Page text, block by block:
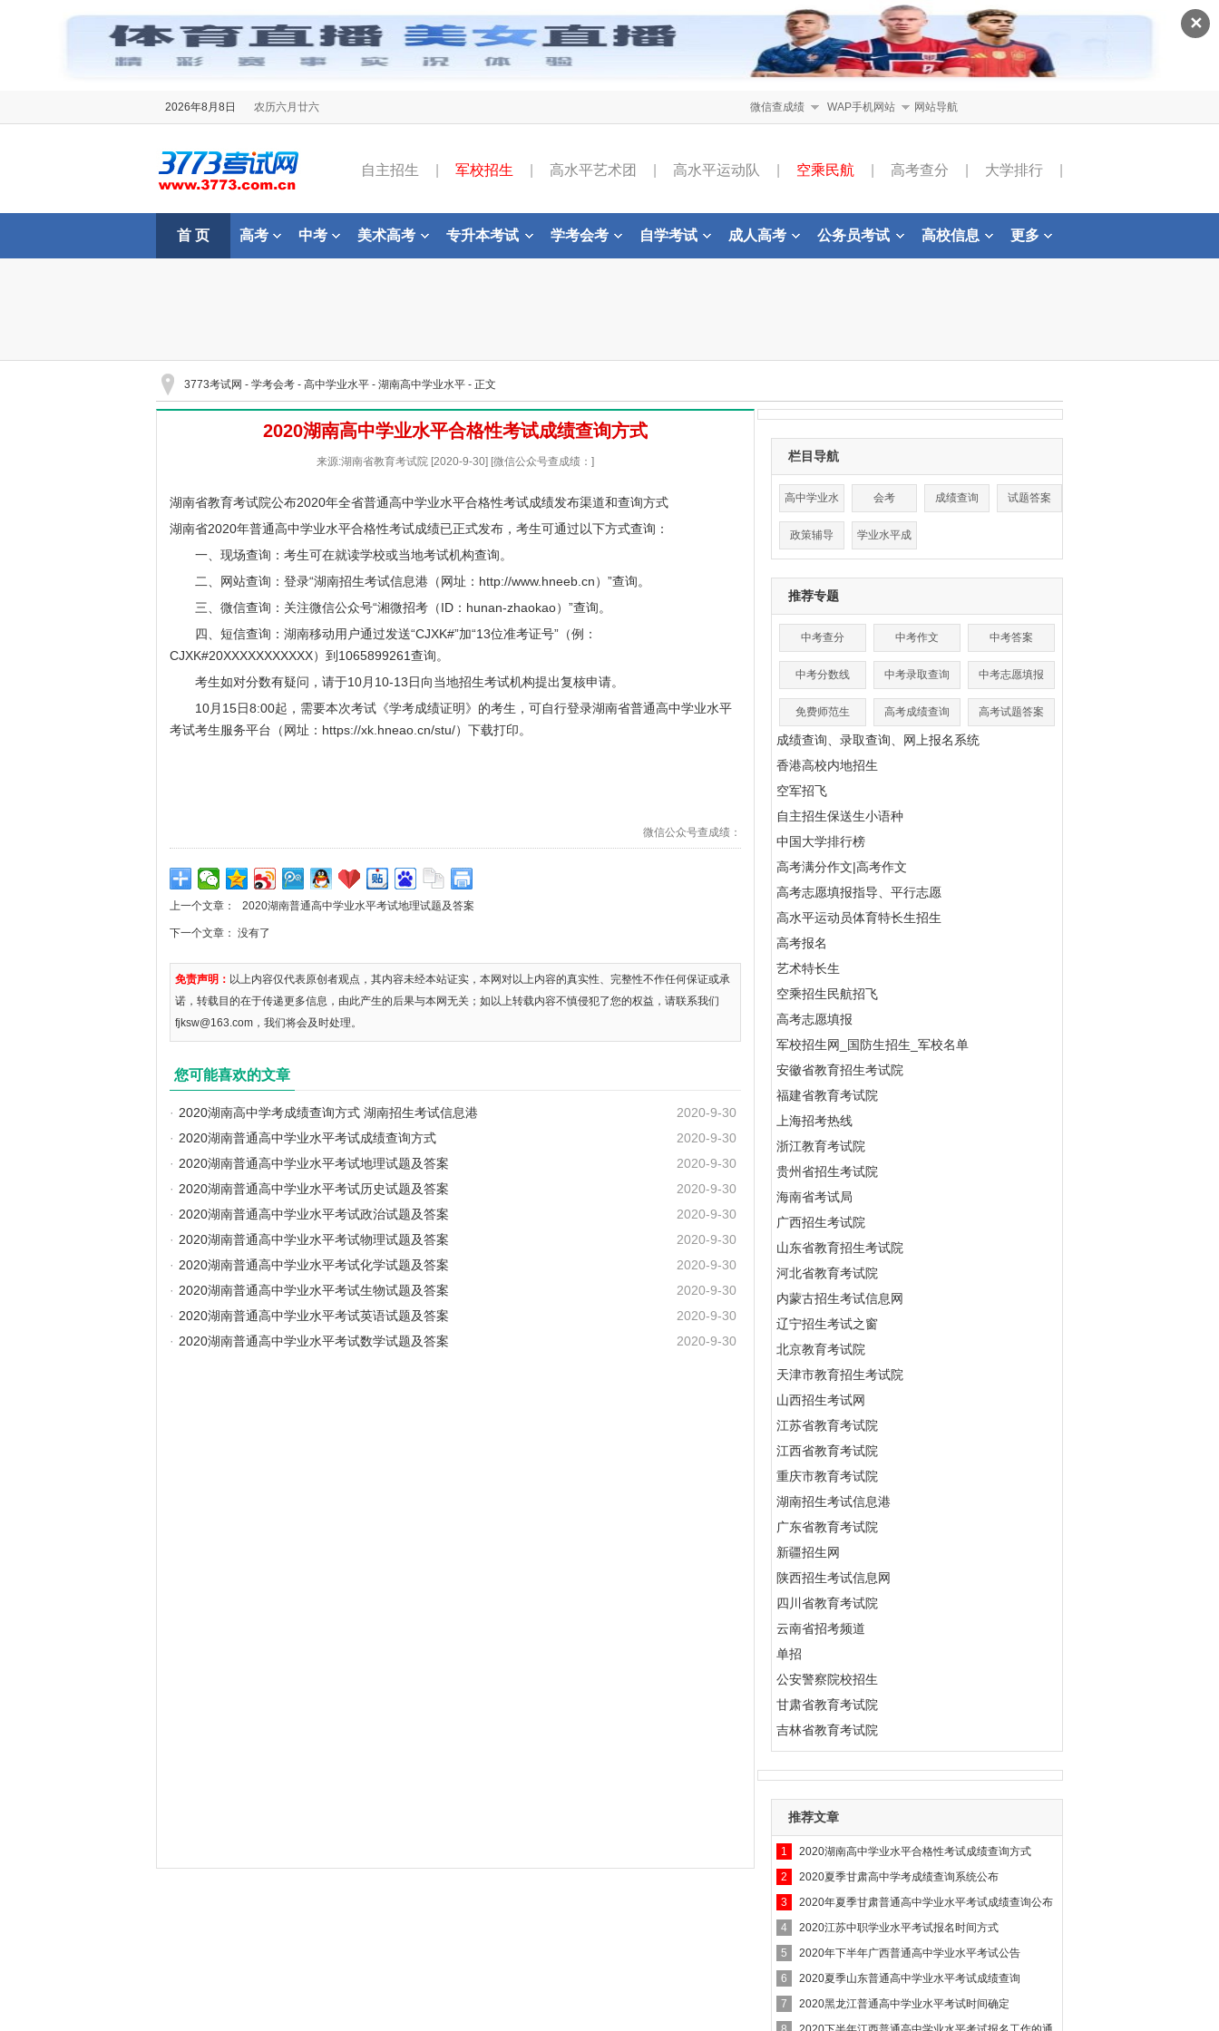
✕
2026年8月8日 农历六月廿六 微信查成绩 WAP手机网站 网站导航
自主招生 军校招生 高水平艺术团 高水平运动队 空乘民航 高考查分 大学排行
首 页 高考 中考 美术高考 专升本考试 学考会考 自学考试 成人高考 公务员考试 高校信息 更多
3773考试网 - 学考会考 - 高中学业水平 - 湖南高中学业水平 - 正文
2020湖南高中学业水平合格性考试成绩查询方式
来源:湖南省教育考试院 [2020-9-30] [微信公众号查成绩：]
湖南省教育考试院公布2020年全省普通高中学业水平合格性考试成绩发布渠道和查询方式
湖南省2020年普通高中学业水平合格性考试成绩已正式发布，考生可通过以下方式查询：
一、现场查询：考生可在就读学校或当地考试机构查询。
二、网站查询：登录“湖南招生考试信息港（网址： http://www.hneeb.cn）”查询。
三、微信查询：关注微信公众号“湘微招考（ID：hunan-zhaokao）”查询。
四、短信查询：湖南移动用户通过发送“CJXK#”加“13位准考证号”（例：
CJXK#20XXXXXXXXXXX）到1065899261查询。
考生如对分数有疑问，请于10月10-13日向当地招生考试机构提出复核申请。
10月15日8:00起，需要本次考试《学考成绩证明》的考生，可自行登录湖南省普通高中学业水平
考试考生服务平台（网址： https://xk.hneao.cn/stu/）下载打印。
微信公众号查成绩：
上一个文章： 2020湖南普通高中学业水平考试地理试题及答案
下一个文章： 没有了
免责声明： 以上内容仅代表原创者观点，其内容未经本站证实，本网对以上内容的真实性、完整性不作任何保证或承
诺，转载目的在于传递更多信息，由此产生的后果与本网无关；如以上转载内容不慎侵犯了您的权益，请联系我们
fjksw@163.com，我们将会及时处理。
您可能喜欢的文章
2020-9-30
· 2020湖南高中学考成绩查询方式 湖南招生考试信息港
2020-9-30
· 2020湖南普通高中学业水平考试成绩查询方式
2020-9-30
· 2020湖南普通高中学业水平考试地理试题及答案
2020-9-30
· 2020湖南普通高中学业水平考试历史试题及答案
2020-9-30
· 2020湖南普通高中学业水平考试政治试题及答案
2020-9-30
· 2020湖南普通高中学业水平考试物理试题及答案
2020-9-30
· 2020湖南普通高中学业水平考试化学试题及答案
2020-9-30
· 2020湖南普通高中学业水平考试生物试题及答案
2020-9-30
· 2020湖南普通高中学业水平考试英语试题及答案
2020-9-30
· 2020湖南普通高中学业水平考试数学试题及答案
栏目导航
高中学业水
平
会考 成绩查询 试题答案
政策辅导 学业水平成
绩查询
推荐专题
中考查分 中考作文 中考答案
中考分数线 中考录取查询 中考志愿填报
免费师范生 高考成绩查询 高考试题答案
成绩查询、录取查询、网上报名系统
香港高校内地招生
空军招飞
自主招生保送生小语种
中国大学排行榜
高考满分作文|高考作文
高考志愿填报指导、平行志愿
高水平运动员体育特长生招生
高考报名
艺术特长生
空乘招生民航招飞
高考志愿填报
军校招生网_国防生招生_军校名单
安徽省教育招生考试院
福建省教育考试院
上海招考热线
浙江教育考试院
贵州省招生考试院
海南省考试局
广西招生考试院
山东省教育招生考试院
河北省教育考试院
内蒙古招生考试信息网
辽宁招生考试之窗
北京教育考试院
天津市教育招生考试院
山西招生考试网
江苏省教育考试院
江西省教育考试院
重庆市教育考试院
湖南招生考试信息港
广东省教育考试院
新疆招生网
陕西招生考试信息网
四川省教育考试院
云南省招考频道
单招
公安警察院校招生
甘肃省教育考试院
吉林省教育考试院
推荐文章
1
2020湖南高中学业水平合格性考试成绩查询方式
2
2020夏季甘肃高中学考成绩查询系统公布
3
2020年夏季甘肃普通高中学业水平考试成绩查询公布
4
2020江苏中职学业水平考试报名时间方式
5
2020年下半年广西普通高中学业水平考试公告
6
2020夏季山东普通高中学业水平考试成绩查询
7
2020黑龙江普通高中学业水平考试时间确定